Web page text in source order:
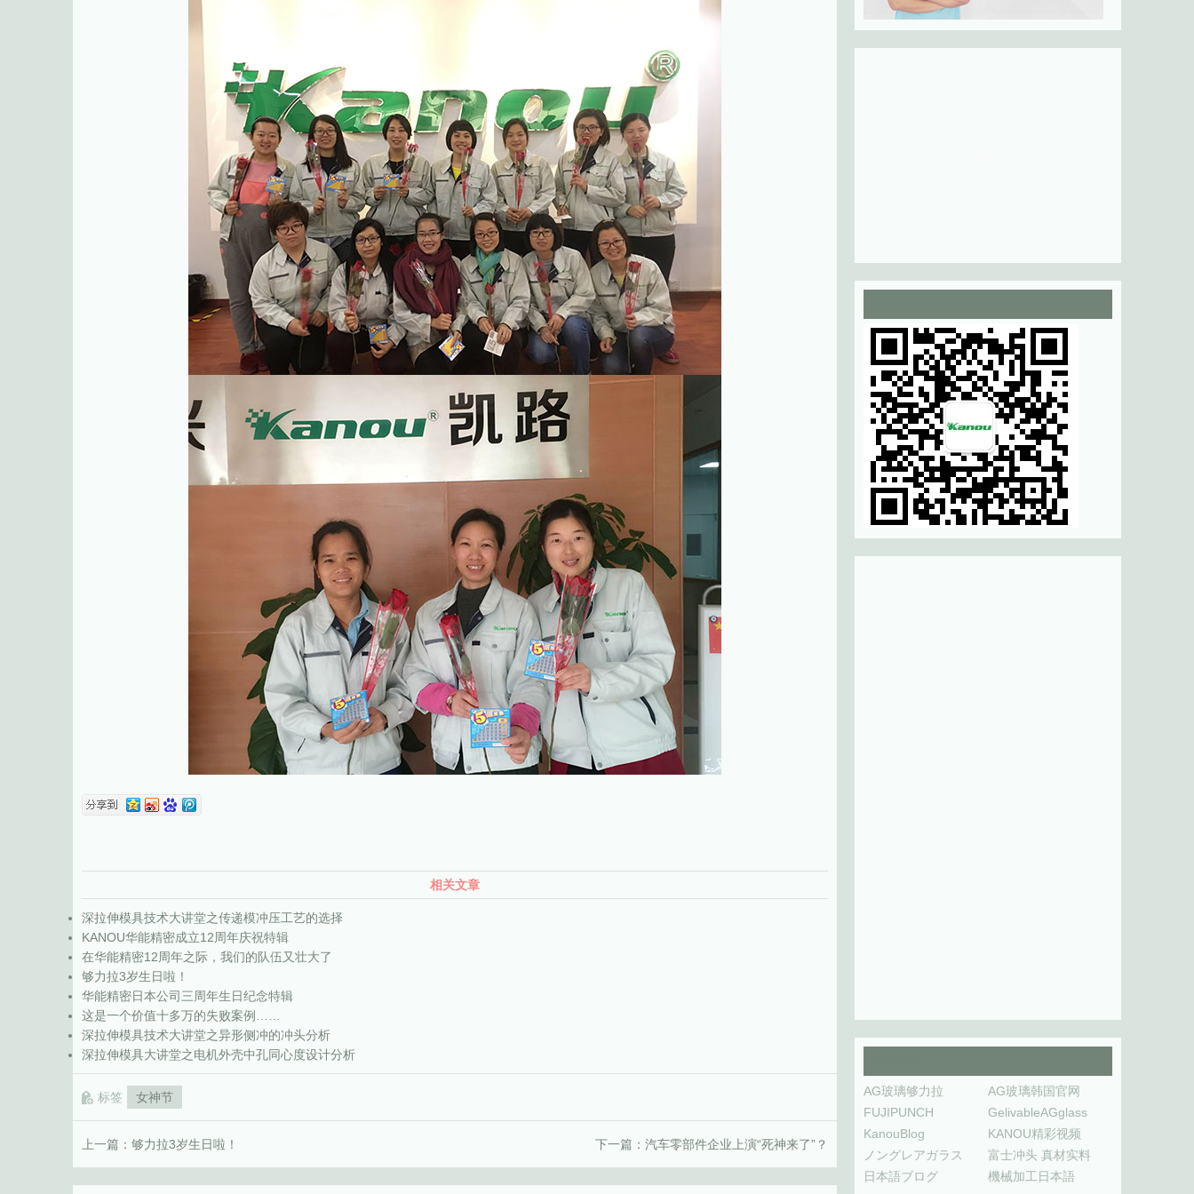
相关文章
深拉伸模具技术大讲堂之传递模冲压工艺的选择
KANOU华能精密成立12周年庆祝特辑
在华能精密12周年之际，我们的队伍又壮大了
够力拉3岁生日啦！
华能精密日本公司三周年生日纪念特辑
这是一个价值十多万的失败案例……
深拉伸模具技术大讲堂之异形侧冲的冲头分析
深拉伸模具大讲堂之电机外壳中孔同心度设计分析
标签 女神节
上一篇： 够力拉3岁生日啦！ 下一篇： 汽车零部件企业上演“死神来了”？
AG玻璃够力拉
AG玻璃韩国官网
FUJIPUNCH
GelivableAGglass
KanouBlog
KANOU精彩视频
ノングレアガラス
富士冲头 真材实料
日本語ブログ
機械加工日本語